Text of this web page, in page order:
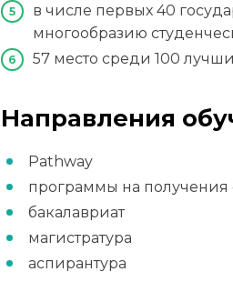
в числе первых 40
многообразию
57 место среди 100
Направления
Pathway
программы на
бакалавриат
магистратура
аспирантура